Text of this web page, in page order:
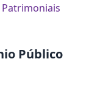
Público